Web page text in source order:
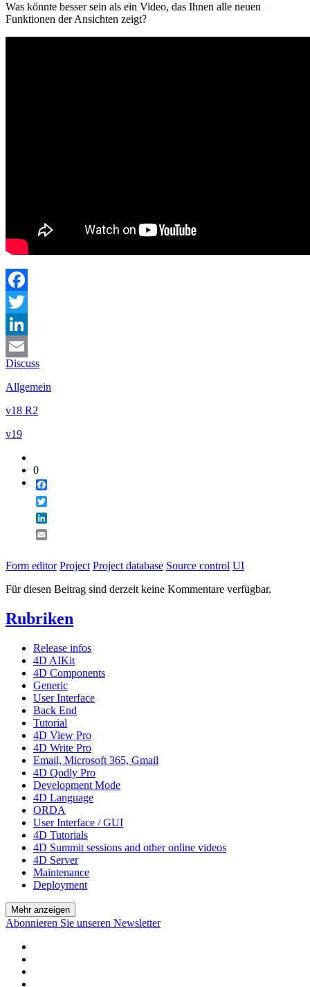
Was könnte besser sein als ein Video, das Ihnen alle neuen
Funktionen der Ansichten zeigt?
Facebook
Twitter
LinkedIn
Email
Discuss
Allgemein
v18 R2
v19
0
Form editor Project Project database Source control UI
Für diesen Beitrag sind derzeit keine Kommentare verfügbar.
Rubriken
Release infos
4D AIKit
4D Components
Generic
User Interface
Back End
Tutorial
4D View Pro
4D Write Pro
Email, Microsoft 365, Gmail
4D Qodly Pro
Development Mode
4D Language
ORDA
User Interface / GUI
4D Tutorials
4D Summit sessions and other online videos
4D Server
Maintenance
Deployment
Mehr anzeigen
Abonnieren Sie unseren Newsletter